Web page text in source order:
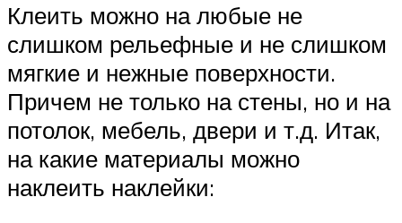
Клеить можно на любые не
слишком рельефные и не слишком
мягкие и нежные поверхности.
Причем не только на стены, но и на
потолок, мебель, двери и т.д. Итак,
на какие материалы можно
наклеить наклейки: